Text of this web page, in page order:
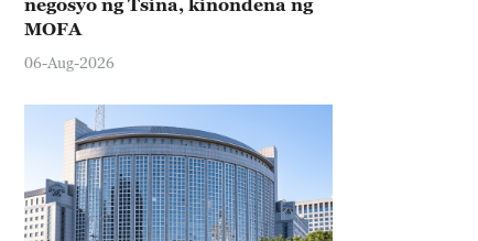
negosyo ng Tsina, kinondena ng
MOFA
06-Aug-2026